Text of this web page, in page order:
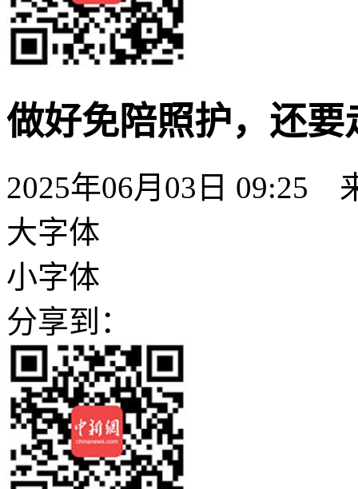
做好免陪照护，还要
2025年06月03日 09:25
大字体
小字体
分享到：